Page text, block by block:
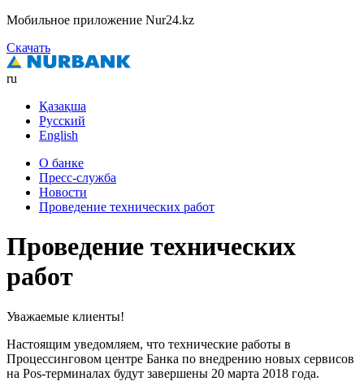
Мобильное приложение Nur24.kz
Скачать
ru
Қазақша
Русский
English
О банке
Пресс-служба
Новости
Проведение технических работ
Проведение технических
работ
Уважаемые клиенты!
Настоящим уведомляем, что технические работы в
Процессинговом центре Банка по внедрению новых сервисов
на Pos-терминалах будут завершены 20 марта 2018 года.